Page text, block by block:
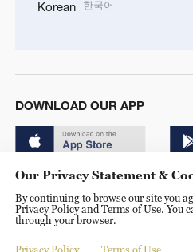
Korean 한국어
DOWNLOAD OUR APP
© China Radio International.CRI.
Shijingshan Road, Beijing, China.
Our Privacy Statement &
By continuing to browse our site you
Privacy Policy and Terms of Use. You
through your browser.
Privacy Policy Terms of Use